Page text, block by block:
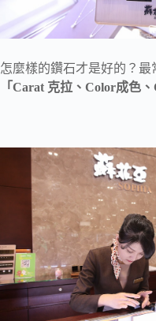
怎麼樣的鑽石才是好的？最
「Carat 克拉、Color成色